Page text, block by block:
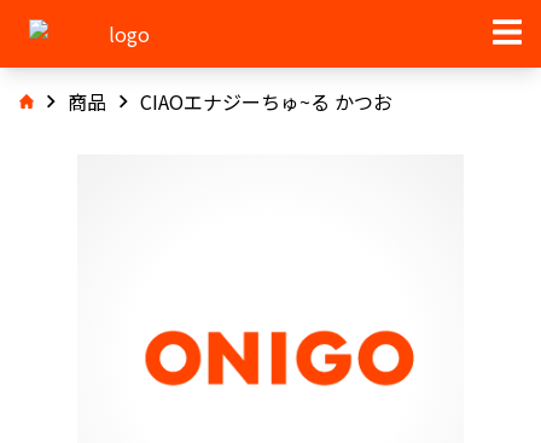
商品 CIAOエナジーちゅ~る かつお